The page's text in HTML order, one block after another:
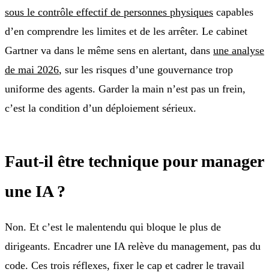
sous le contrôle effectif de personnes physiques capables
d’en comprendre les limites et de les arrêter. Le cabinet
Gartner va dans le même sens en alertant, dans une analyse
de mai 2026, sur les risques d’une gouvernance trop
uniforme des agents. Garder la main n’est pas un frein,
c’est la condition d’un déploiement sérieux.
Faut-il être technique pour manager
une IA ?
Non. Et c’est le malentendu qui bloque le plus de
dirigeants. Encadrer une IA relève du management, pas du
code. Ces trois réflexes, fixer le cap et cadrer le travail